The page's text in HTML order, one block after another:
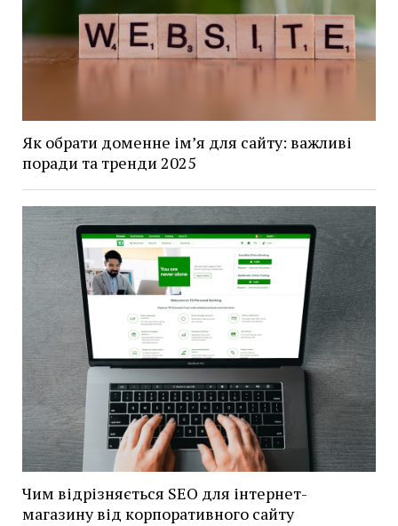
Як обрати доменне ім’я для сайту: важливі
поради та тренди 2025
Чим відрізняється SEO для інтернет-
магазину від корпоративного сайту